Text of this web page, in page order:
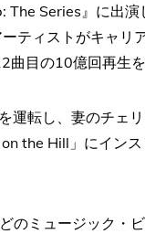
Series』に出演
ティストがキャリ
目の10億回再生を
運転し、妻のチェ
the Hill」にイン
ミュージック・